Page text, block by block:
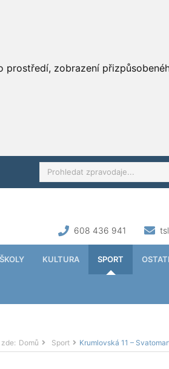
zobrazení
608 436 941
ŠKOLY KULTURA SPORT
Domů Sport